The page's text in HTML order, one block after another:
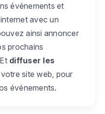
événements et
avec un
ainsi annoncer
prochains
diffuser les
site web, pour
événements.